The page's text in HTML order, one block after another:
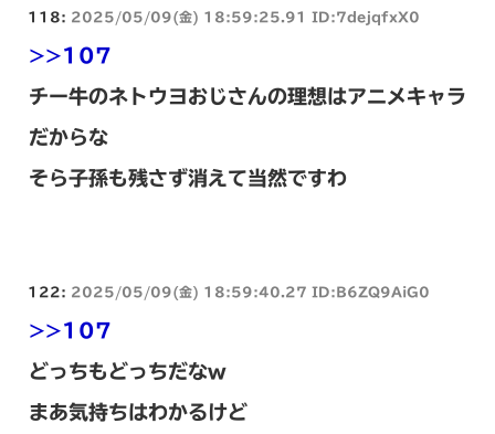
118: 2025/05/09(金) 18:59:25.91 ID:7dejqfxX0
>>107
チー牛のネトウヨおじさんの理想はアニメキャラ
だからな
そら子孫も残さず消えて当然ですわ
122: 2025/05/09(金) 18:59:40.27 ID:B6ZQ9AiG0
>>107
どっちもどっちだなw
まあ気持ちはわかるけど